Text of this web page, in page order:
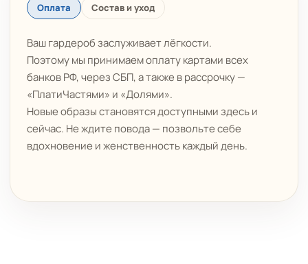
Оплата Состав и уход
Ваш гардероб заслуживает лёгкости.
Поэтому мы принимаем оплату картами всех
банков РФ, через СБП, а также в рассрочку —
«ПлатиЧастями» и «Долями».
Новые образы становятся доступными здесь и
сейчас. Не ждите повода — позвольте себе
вдохновение и женственность каждый день.